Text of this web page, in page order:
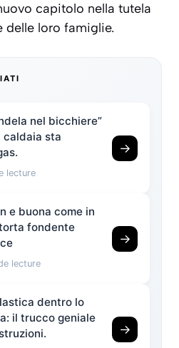
capitolo nella tutela
loro famiglie.
nel bicchiere”
caldaia sta
lecture
→
e buona come in
fondente
lecture
→
dentro lo
il trucco geniale
→